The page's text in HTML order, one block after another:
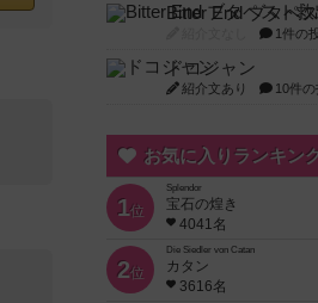
1件の
ドコジャン
紹介文あり 10件の
お気に入りランキン
1位
Splendor
宝石の煌き
4041名
2位
Die Siedler von Catan
カタン
3616名